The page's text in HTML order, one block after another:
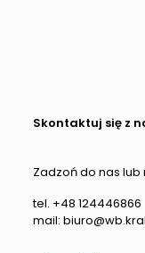
Skontaktuj się z
Zadzoń do nas lub
tel. +48 124446866
mail: